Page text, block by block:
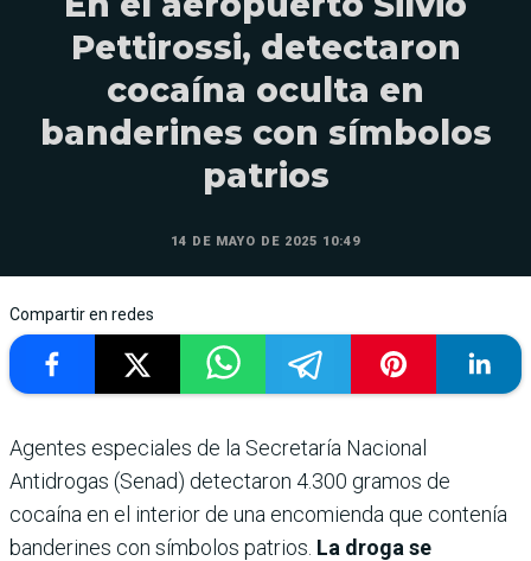
Pettirossi, detectaron
cocaína oculta en
banderines con símbolos
patrios
14 DE MAYO DE 2025 10:49
Compartir en redes
Agentes especiales de la Secretaría Nacional
Antidrogas (Senad) detectaron 4.300 gramos de
cocaína en el interior de una encomienda que contenía
banderines con símbolos patrios. La droga se